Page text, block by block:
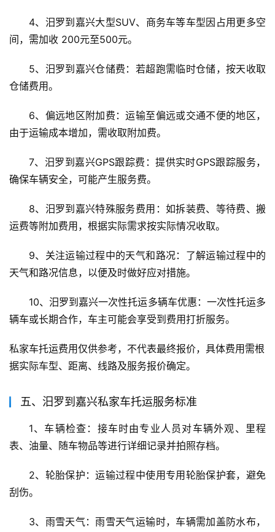
4、汨罗到嘉兴大型SUV、商务车等车型因占用更多空
间，需加收 200元至500元。
5、汨罗到嘉兴仓储费：若超跑需临时仓储，按天收取
仓储费用。
6、偏远地区附加费：运输至偏远或交通不便的地区，
由于运输成本增加，需收取附加费。
7、汨罗到嘉兴GPS跟踪费：提供实时GPS跟踪服务，
确保车辆安全，可能产生服务费。
8、汨罗到嘉兴特殊服务费用：如拆装费、等待费、搬
运费等附加费用，根据实际需求按实际情况收取。
9、关注运输过程中的天气和路况：了解运输过程中的
天气和路况信息，以便及时做好应对措施。
10、汨罗到嘉兴一次性托运多辆车优惠：一次性托运多
辆车或长期合作，车主可能会享受到费用打折服务。
私家车托运费用仅供参考，不代表最终报价，具体费用需根
据实际车型、距离、线路及服务报价确定。
五、汨罗到嘉兴私家车托运服务标准
1、车辆检查：接车时由专业人员对车辆外观、里程
表、油量、随车物品等进行详细记录并拍照存档。
2、轮胎保护：运输过程中使用专用轮胎保护套，避免
刮伤。
3、雨雪天气：雨雪天气运输时，车辆需加盖防水布，